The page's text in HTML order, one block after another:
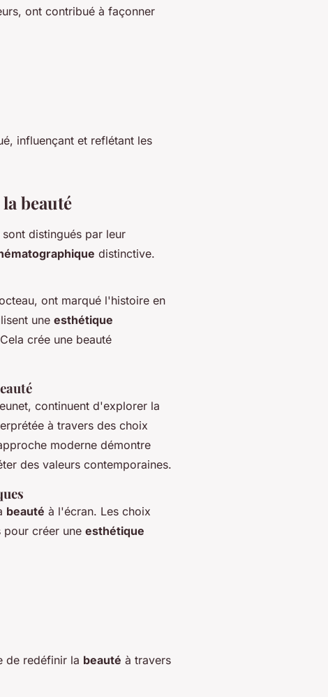
ont contribué à façonner
influençant et reflétant les
beauté
distingués par leur
distinctive.
ont marqué l'histoire en
une esthétique
crée une beauté
continuent d'explorer la
à travers des choix
moderne démontre
des valeurs contemporaines.
beauté à l'écran. Les choix
pour créer une esthétique
de redéfinir la beauté à travers